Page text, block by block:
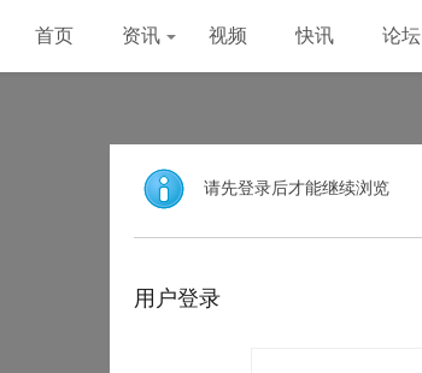
首页 资讯 视频 快讯 论坛
请先登录后才能继续浏览
用户登录